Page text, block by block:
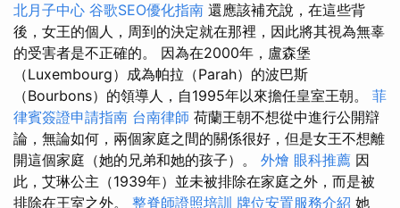
北月子中心 谷歌SEO優化指南 還應該補充說，在這些背
後，女王的個人，周到的決定就在那裡，因此將其視為無辜
的受害者是不正確的。 因為在2000年，盧森堡
（Luxembourg）成為帕拉（Parah）的波巴斯
（Bourbons）的領導人，自1995年以來擔任皇室王朝。 菲
律賓簽證申請指南 台南律師 荷蘭王朝不想從中進行公開辯
論，無論如何，兩個家庭之間的關係很好，但是女王不想離
開這個家庭（她的兄弟和她的孩子）。 外燴 眼科推薦 因
此，艾琳公主（1939年）並未被排除在家庭之外，而是被
排除在王室之外。 整脊師證照培訓 牌位安置服務介紹 她